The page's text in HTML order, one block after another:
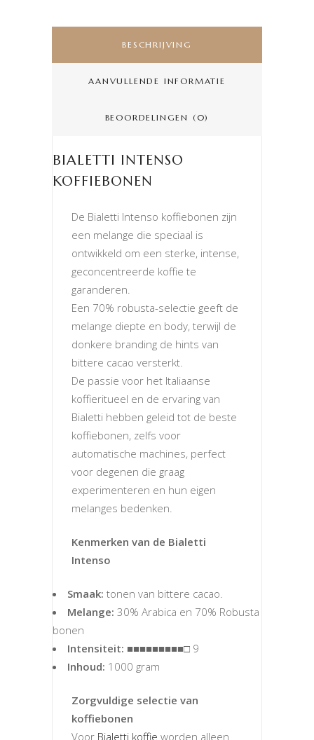
BESCHRIJVING
AANVULLENDE INFORMATIE
BEOORDELINGEN (0)
BIALETTI INTENSO
KOFFIEBONEN
De Bialetti Intenso koffiebonen zijn
een melange die speciaal is
ontwikkeld om een ​​sterke, intense,
geconcentreerde koffie te
garanderen.
Een 70% robusta-selectie geeft de
melange diepte en body, terwijl de
donkere branding de hints van
bittere cacao versterkt.
De passie voor het Italiaanse
koffieritueel en de ervaring van
Bialetti hebben geleid tot de beste
koffiebonen, zelfs voor
automatische machines, perfect
voor degenen die graag
experimenteren en hun eigen
melanges bedenken.
Kenmerken van de Bialetti
Intenso
Smaak: tonen van bittere cacao.
Melange: 30% Arabica en 70% Robusta
bonen
Intensiteit: ■■■■■■■■■□ 9
Inhoud: 1000 gram
Zorgvuldige selectie van
koffiebonen
Voor Bialetti koffie worden alleen